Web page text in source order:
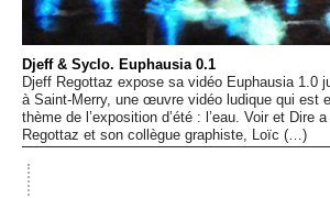
Sacré
Djeff & Syclo. Euphausia 0.1
Djeff Regottaz expose sa vidéo Euphausia 1.0
à Saint-Merry, une œuvre vidéo ludique qui est
thème de l’exposition d’été : l’eau. Voir et Dire
Regottaz et son collègue graphiste, Loïc (…)